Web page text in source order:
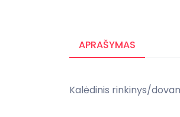
APRAŠYMAS
Kalėdinis rinkinys/